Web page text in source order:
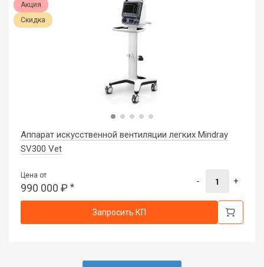
Акция
Скидка
Аппарат искусственной вентиляции легких Mindray
SV300 Vet
Цена от
990 000 ₽ *
- +
Запросить КП